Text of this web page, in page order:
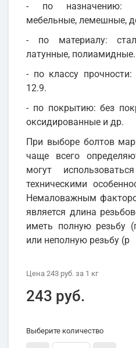
- по назначению:
мебельные, лемешные,
- по материалу:
латунные, полиамидные.
- по классу
12.9.
- по покрытию: без
оксидированные и др.
При выборе болтов
чаще всего
могут
техническими
Немаловажным
является длина
иметь полную резьбу
или неполную резьбу (р
Цена 243 руб. за 1 кг
243 руб.
Выберите количество